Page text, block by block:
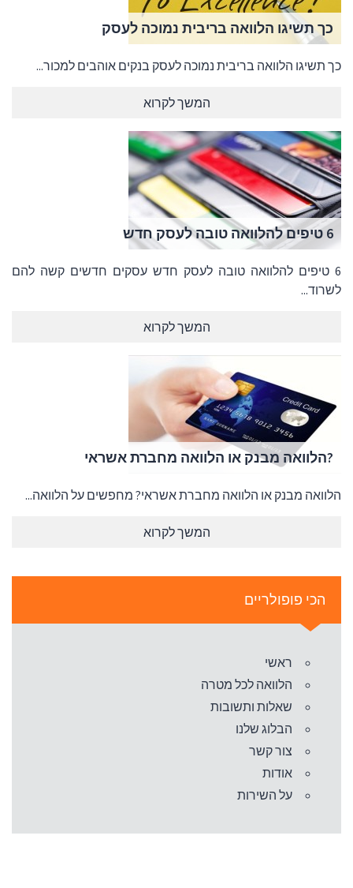
כך תשיגו הלוואה בריבית נמוכה לעסק
כך תשיגו הלוואה בריבית נמוכה לעסק בנקים אוהבים למכור...
המשך לקרוא
6 טיפים להלוואה טובה לעסק חדש
6 טיפים להלוואה טובה לעסק חדש עסקים חדשים קשה להם
לשרוד...
המשך לקרוא
?הלוואה מבנק או הלוואה מחברת אשראי
הלוואה מבנק או הלוואה מחברת אשראי? מחפשים על הלוואה...
המשך לקרוא
הכי פופולריים
ראשי
הלוואה לכל מטרה
שאלות ותשובות
הבלוג שלנו
צור קשר
אודות
על השירות